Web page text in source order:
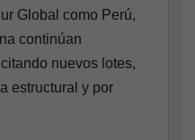
Global como Perú,
continúan
nuevos lotes,
estructural y por